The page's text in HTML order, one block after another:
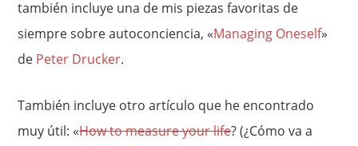
también incluye una de mis piezas favoritas de
siempre sobre autoconciencia, «Managing Oneself»
de Peter Drucker.
También incluye otro artículo que he encontrado
muy útil: «How to measure your life? (¿Cómo va a